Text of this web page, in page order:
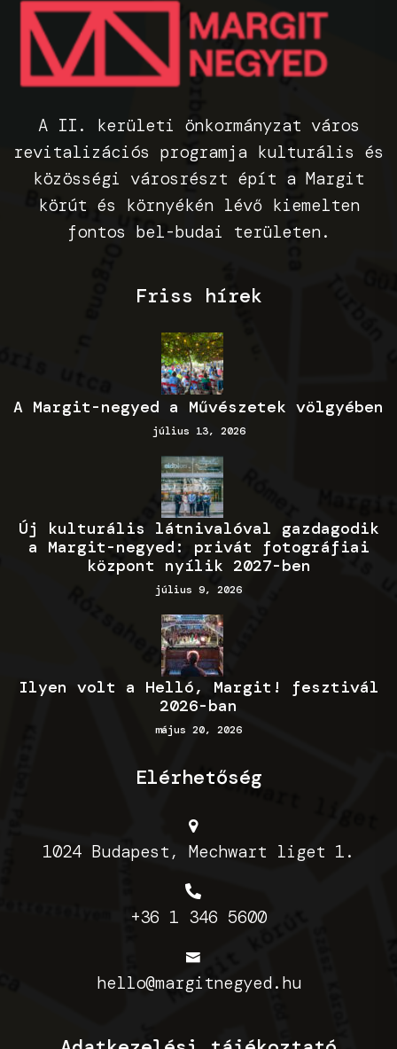
A II. kerületi önkormányzat város
revitalizációs programja kulturális és
közösségi városrészt épít a Margit
körút és környékén lévő kiemelten
fontos bel-budai területen.
Friss hírek
A Margit-negyed a Művészetek völgyében
július 13, 2026
Új kulturális látnivalóval gazdagodik
a Margit-negyed: privát fotográfiai
központ nyílik 2027-ben
július 9, 2026
Ilyen volt a Helló, Margit! fesztivál
2026-ban
május 20, 2026
Elérhetőség
1024 Budapest, Mechwart liget 1.
+36 1 346 5600
hello@margitnegyed.hu